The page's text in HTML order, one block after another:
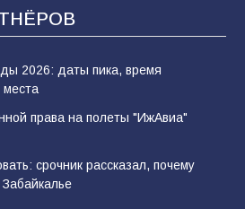
2026: даты пика, время
права на полеты "ИжАвиа"
срочник рассказал, почему